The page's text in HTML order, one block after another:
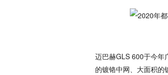
迈巴赫GLS 600于今年
的镀铬中网、大面积